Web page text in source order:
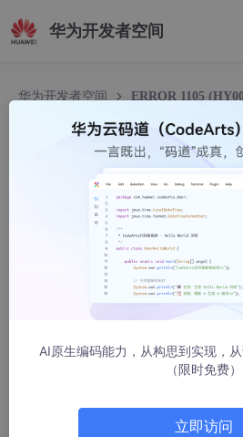
华为开发者空间
华为开发者空间
ERROR 1105
ERROR 1105 (HY000):
别团等shy哥发育
2180人浏览 · 2021-10-20
1、问题描述
AI原生编码能力，从构思到实现，
（限时免费）
立即访问